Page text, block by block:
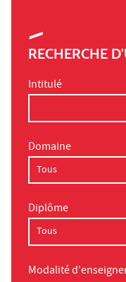
RECHERCHE
Intitulé
Domaine
Diplôme
Modalité